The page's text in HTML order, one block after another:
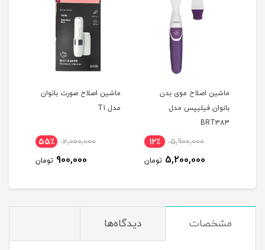
ماشین اصلاح موی بدن
بانوان فیلیپس مدل
BRT383
5,900,000 12٪
5,200,000 تومان
ماشین اصلاح صورت بانوان
مدل T1
2,000,000 55٪
900,000 تومان
مشخصات دیدگاه‌ها